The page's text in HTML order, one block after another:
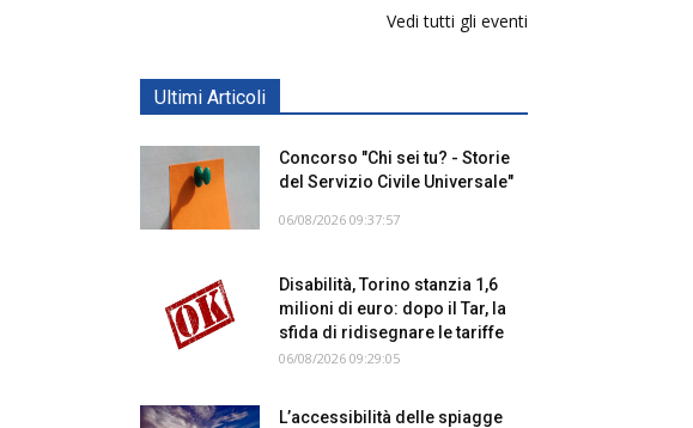
Vedi tutti gli eventi
Ultimi Articoli
Concorso "Chi sei tu? - Storie
del Servizio Civile Universale"
06/08/2026 09:37:57
Disabilità, Torino stanzia 1,6
milioni di euro: dopo il Tar, la
sfida di ridisegnare le tariffe
06/08/2026 09:29:05
L’accessibilità delle spiagge